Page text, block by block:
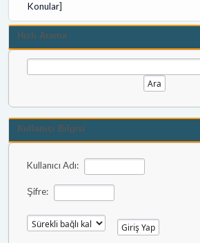
Konular]
Hızlı Arama
Kullanıcı Bilgisi
Kullanıcı Adı:
Şifre: